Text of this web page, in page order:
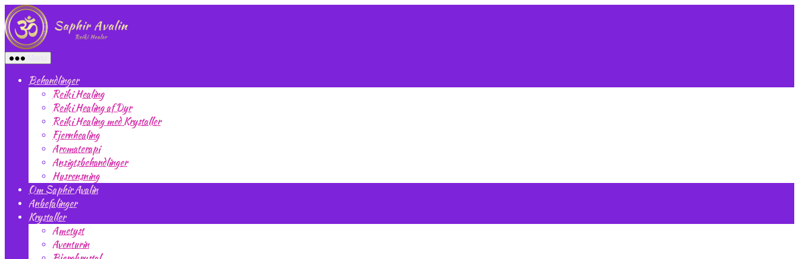
Spring
til
indholdet
Behandlinger
Reiki Healing
Reiki Healing af Dyr
Reiki Healing med Krystaller
Fjernhealing
Aromaterapi
Ansigtsbehandlinger
Husrensning
Om Saphir Avalin
Anbefalinger
Krystaller
Ametyst
Aventurin